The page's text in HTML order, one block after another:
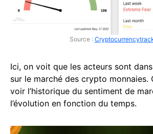
Source :
Ici, on voit que les acteurs sont
sur le marché des crypto monnaies.
voir l’historique du sentiment de
l’évolution en fonction du temps.